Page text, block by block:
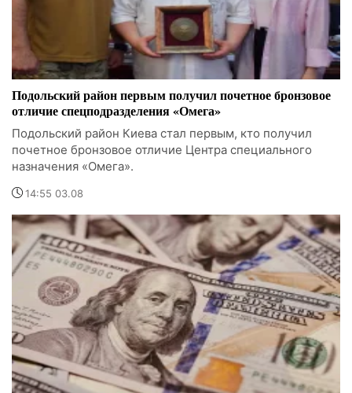
Подольский район первым получил почетное бронзовое
отличие спецподразделения «Омега»
Подольский район Киева стал первым, кто получил
почетное бронзовое отличие Центра специального
назначения «Омега».
14:55 03.08